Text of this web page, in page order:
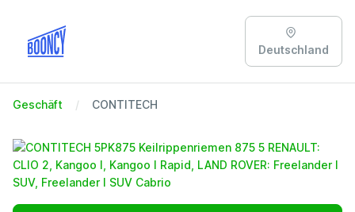
Deutschland
Geschäft CONTITECH